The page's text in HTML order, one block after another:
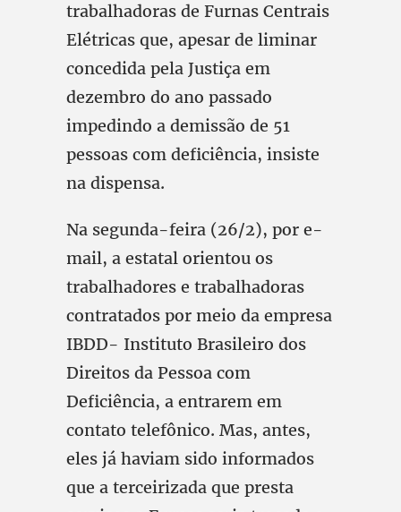
trabalhadoras de Furnas Centrais
Elétricas que, apesar de liminar
concedida pela Justiça em
dezembro do ano passado
impedindo a demissão de 51
pessoas com deficiência, insiste
na dispensa.
Na segunda-feira (26/2), por e-
mail, a estatal orientou os
trabalhadores e trabalhadoras
contratados por meio da empresa
IBDD- Instituto Brasileiro dos
Direitos da Pessoa com
Deficiência, a entrarem em
contato telefônico. Mas, antes,
eles já haviam sido informados
que a terceirizada que presta